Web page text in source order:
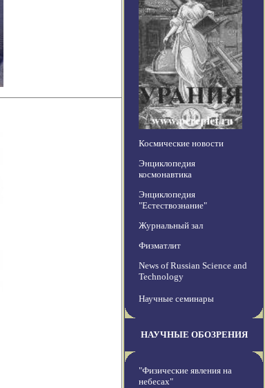
Космические новости
Энциклопедия
космонавтика
Энциклопедия
"Естествознание"
Журнальный зал
Физматлит
News of Russian Science and
Technology
Научные семинары
НАУЧНЫЕ ОБОЗРЕНИЯ
"Физические явления на
небесах"